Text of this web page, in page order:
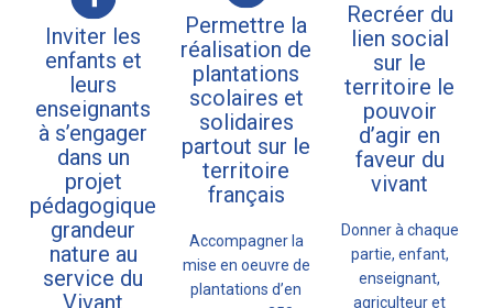
Inviter les
enfants et
leurs
enseignants
à s’engager
dans un
projet
pédagogique
grandeur
nature au
service du
Vivant
Permettre la
réalisation de
plantations
scolaires et
solidaires
partout sur le
territoire
français
Accompagner la
mise en oeuvre de
plantations d’en
Recréer du
lien social
sur le
territoire le
pouvoir
d’agir en
faveur du
vivant
Donner à chaque
partie, enfant,
enseignant,
agriculteur et